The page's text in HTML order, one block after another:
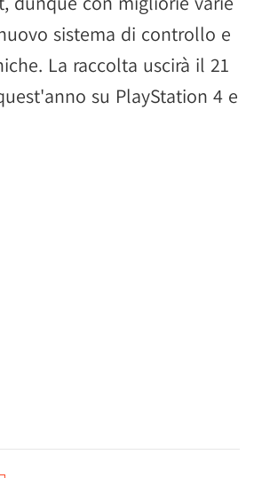
sistema di controllo e
La raccolta uscirà il 21
su PlayStation 4 e